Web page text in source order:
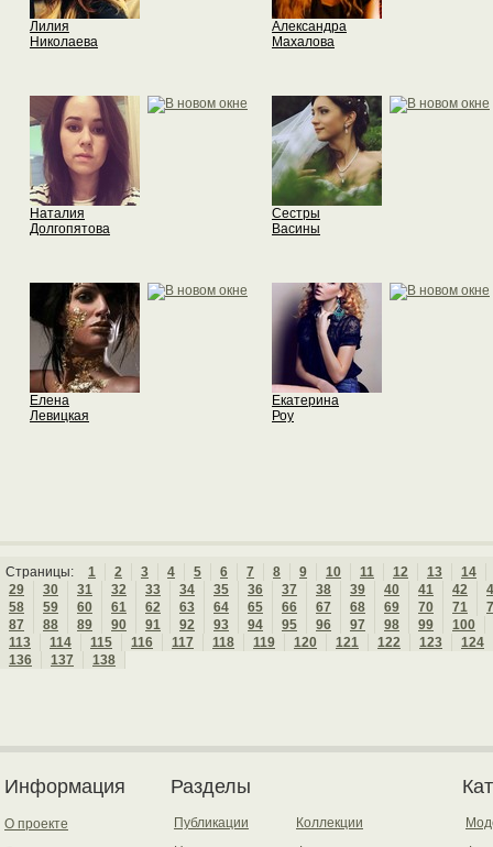
Лилия
Николаева
Александра
Махалова
Наталия
Долгопятова
Сестры
Васины
Елена
Левицкая
Екатерина
Роу
Страницы: 1 2 3 4 5 6 7 8 9 10 11 12 13
14
29
30 31 32 33 34 35 36 37 38 39 40 41 42
58
59 60 61 62 63 64 65 66 67 68 69 70 71
87
88 89 90 91 92 93 94 95 96 97 98 99
100
113
114 115 116 117 118 119 120 121 122 123
124
136
137 138
Информация
О проекте
Разделы
Публикации
Коллекции